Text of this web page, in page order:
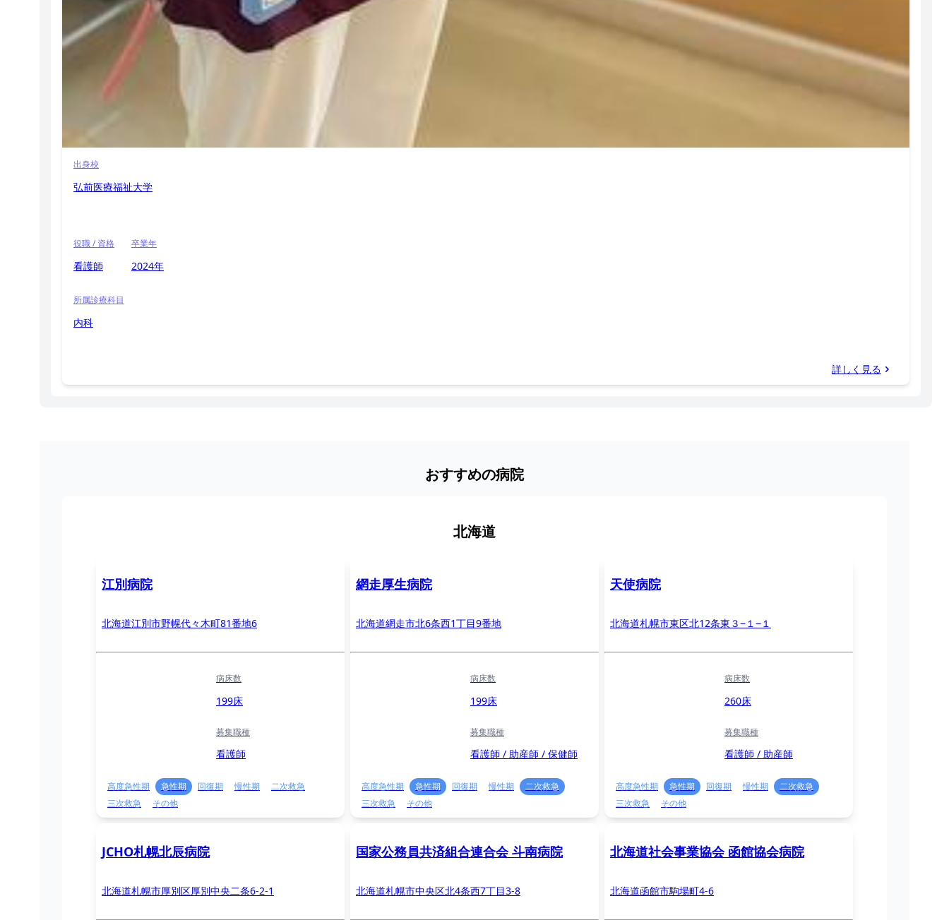
出身校
弘前医療福祉大学
役職 / 資格
看護師
卒業年
2024年
所属診療科目
内科
詳しく見る
おすすめの病院
北海道
江別病院
北海道江別市野幌代々木町81番地6
病床数
199床
募集職種
看護師
高度急性期 急性期 回復期 慢性期
二次救急
三次救急
その他
網走厚生病院
北海道網走市北6条西1丁目9番地
病床数
199床
募集職種
看護師 / 助産師 / 保健師
高度急性期 急性期 回復期 慢性期
二次救急
三次救急
その他
天使病院
北海道札幌市東区北12条東３−１−１
病床数
260床
募集職種
看護師 / 助産師
高度急性期 急性期 回復期 慢性期
二次救急
三次救急
その他
JCHO札幌北辰病院
北海道札幌市厚別区厚別中央二条6-2-1
国家公務員共済組合連合会 斗南病院
北海道札幌市中央区北4条西7丁目3-8
北海道社会事業協会 函館協会病院
北海道函館市駒場町4-6